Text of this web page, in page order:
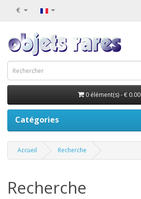
€
0 élément(s) - € 0.00
Catégories
Accueil Recherche
Recherche